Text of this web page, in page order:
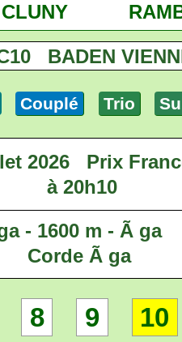
CLUNY
BADEN
Couplé Trio
2026
Prix
à 20h10
- 1600 m - Ã ga
Corde Ã ga
8 9 10